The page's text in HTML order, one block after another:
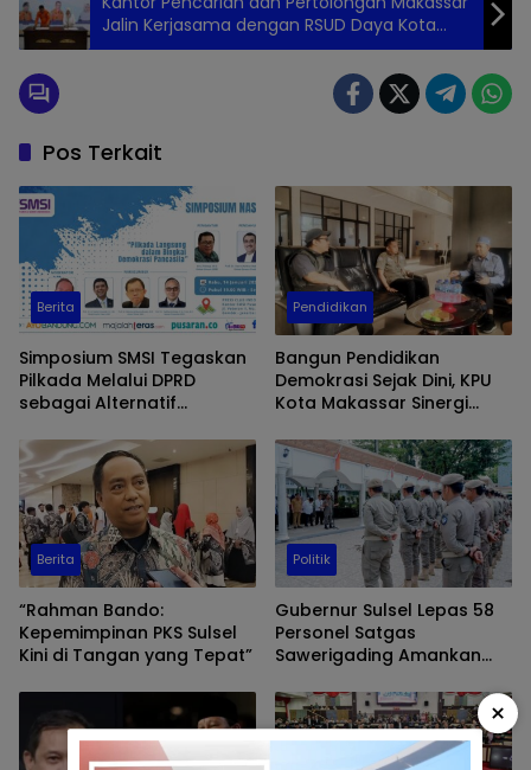
Jalin Kerjasama dengan RSUD Daya Kota
Makassar
Pos Terkait
Berita
Simposium SMSI Tegaskan
Pilkada Melalui DPRD
sebagai Alternatif
Pendidikan
Bangun Pendidikan
Demokrasi Sejak Dini, KPU
Kota Makassar Sinergi
Pendidikan Sulsel
Berita
“Rahman Bando:
Kepemimpinan PKS Sulsel
Kini di Tangan yang Tepat”
Politik
Gubernur Sulsel Lepas 58
Personel Satgas
Sawerigading Amankan
×